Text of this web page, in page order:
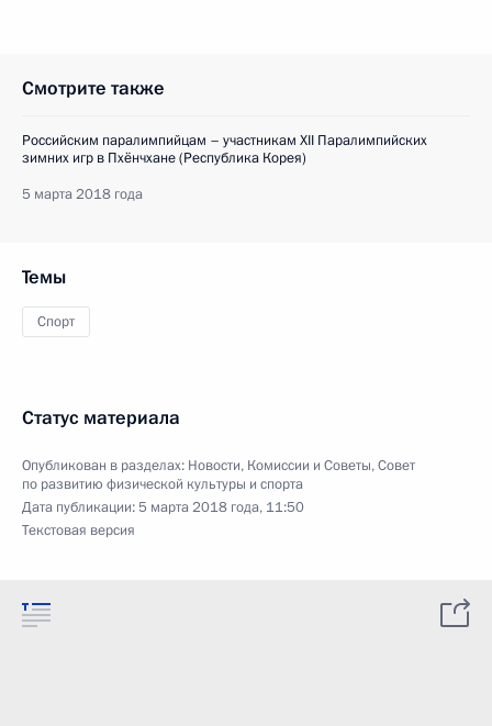
Смотрите также
Российским паралимпийцам – участникам XII Паралимпийских
зимних игр в Пхёнчхане (Республика Корея)
5 марта 2018 года
Темы
Спорт
Статус материала
Опубликован в разделах: Новости, Комиссии и Советы,Совет
по развитию физической культуры и спорта
Дата публикации:5 марта 2018 года, 11:50
Текстовая версия